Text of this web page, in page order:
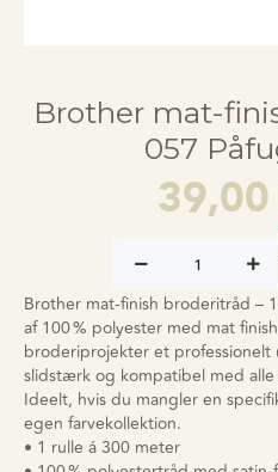
Brother mat-
057
39,00
Brother mat-finish broderitråd –
af 100 % polyester med mat
broderiprojekter et
slidstærk og kompatibel med
Ideelt, hvis du mangler en
egen farvekollektion.
• 1 rulle á 300 meter